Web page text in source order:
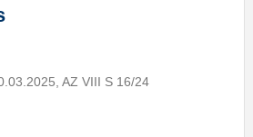
AZ VIII S 16/24